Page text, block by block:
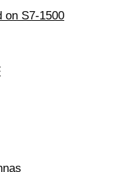
on S7-1500